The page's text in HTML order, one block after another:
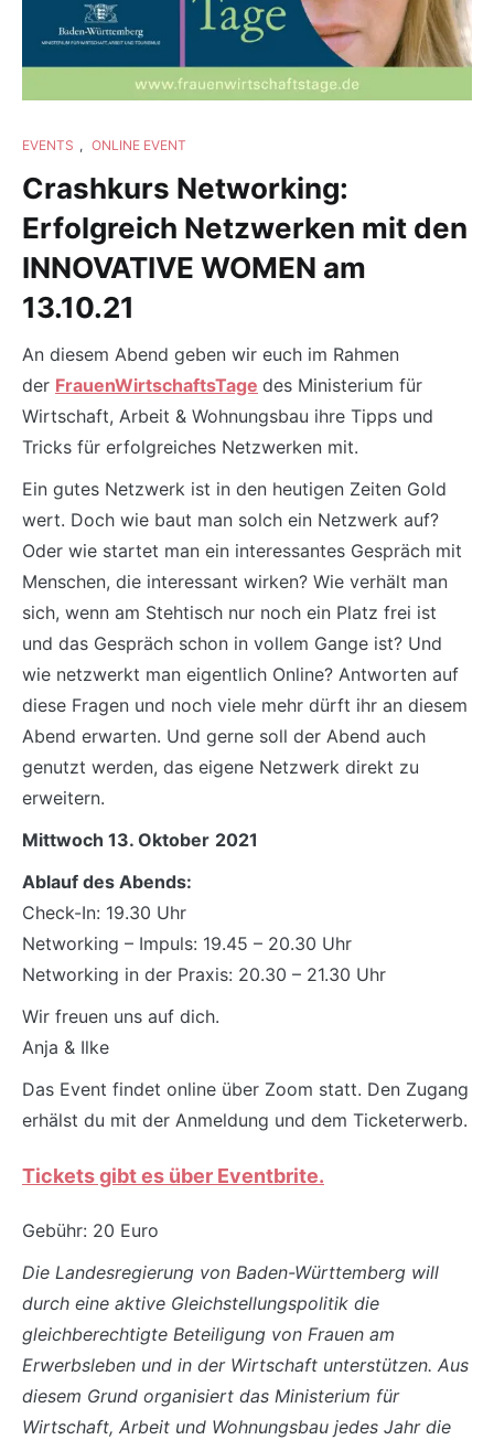
EVENTS , ONLINE EVENT
Crashkurs Networking:
Erfolgreich Netzwerken mit den
INNOVATIVE WOMEN am
13.10.21
An diesem Abend geben wir euch im Rahmen
der FrauenWirtschaftsTage des Ministerium für
Wirtschaft, Arbeit & Wohnungsbau ihre Tipps und
Tricks für erfolgreiches Netzwerken mit.
Ein gutes Netzwerk ist in den heutigen Zeiten Gold
wert. Doch wie baut man solch ein Netzwerk auf?
Oder wie startet man ein interessantes Gespräch mit
Menschen, die interessant wirken? Wie verhält man
sich, wenn am Stehtisch nur noch ein Platz frei ist
und das Gespräch schon in vollem Gange ist? Und
wie netzwerkt man eigentlich Online? Antworten auf
diese Fragen und noch viele mehr dürft ihr an diesem
Abend erwarten. Und gerne soll der Abend auch
genutzt werden, das eigene Netzwerk direkt zu
erweitern.
Mittwoch 13. Oktober 2021
Ablauf des Abends:
Check-In: 19.30 Uhr
Networking – Impuls: 19.45 – 20.30 Uhr
Networking in der Praxis: 20.30 – 21.30 Uhr
Wir freuen uns auf dich.
Anja & Ilke
Das Event findet online über Zoom statt. Den Zugang
erhälst du mit der Anmeldung und dem Ticketerwerb.
Tickets gibt es über Eventbrite.
Gebühr: 20 Euro
Die Landesregierung von Baden-Württemberg will
durch eine aktive Gleichstellungspolitik die
gleichberechtigte Beteiligung von Frauen am
Erwerbsleben und in der Wirtschaft unterstützen. Aus
diesem Grund organisiert das Ministerium für
Wirtschaft, Arbeit und Wohnungsbau jedes Jahr die